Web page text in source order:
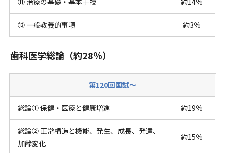
⑫ 一般教養的事項 約3％
歯科医学総論（約28％）
第120回国試～
総論① 保健・医療と健康増進 約19％
総論② 正常構造と機能、発生、成長、発達、
加齢変化
約15％